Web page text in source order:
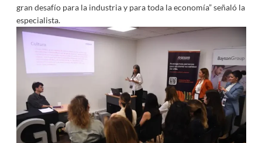
gran desafío para la industria y para toda la economía” señaló la
especialista.